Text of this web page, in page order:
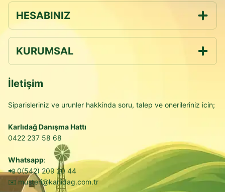
HESABINIZ
KURUMSAL
İletişim
Siparisleriniz ve urunler hakkinda soru, talep ve onerileriniz icin;
Karlıdağ Danışma Hattı
0422 237 58 68
Whatsapp:
📲0(542) 209 20 44
✉️ musteri@karlidag.com.tr